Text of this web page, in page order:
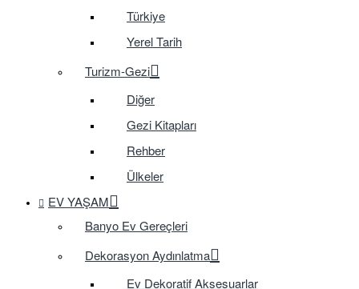
Türkiye
Yerel Tarih
Turizm-Gezi
Diğer
Gezi Kitapları
Rehber
Ülkeler
EV YAŞAM
Banyo Ev Gereçleri
Dekorasyon Aydınlatma
Ev Dekoratif Aksesuarlar